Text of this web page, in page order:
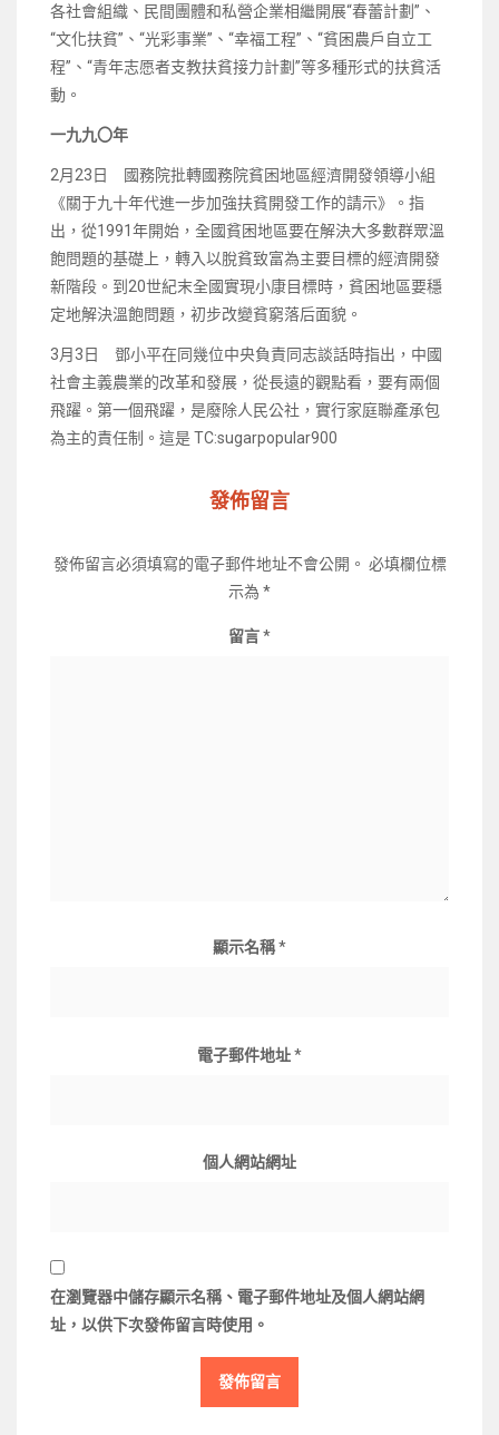
各社會組織、民間團體和私營企業相繼開展“春蕾計劃”、
“文化扶貧”、“光彩事業”、“幸福工程”、“貧困農戶自立工
程”、“青年志愿者支教扶貧接力計劃”等多種形式的扶貧活
動。
一九九〇年
2月23日 國務院批轉國務院貧困地區經濟開發領導小組
《關于九十年代進一步加強扶貧開發工作的請示》。指
出，從1991年開始，全國貧困地區要在解決大多數群眾溫
飽問題的基礎上，轉入以脫貧致富為主要目標的經濟開發
新階段。到20世紀末全國實現小康目標時，貧困地區要穩
定地解決溫飽問題，初步改變貧窮落后面貌。
3月3日 鄧小平在同幾位中央負責同志談話時指出，中國
社會主義農業的改革和發展，從長遠的觀點看，要有兩個
飛躍。第一個飛躍，是廢除人民公社，實行家庭聯產承包
為主的責任制。這是 TC:sugarpopular900
發佈留言
發佈留言必須填寫的電子郵件地址不會公開。 必填欄位標
示為 *
留言*
顯示名稱*
電子郵件地址*
個人網站網址
在瀏覽器中儲存顯示名稱、電子郵件地址及個人網站網
址，以供下次發佈留言時使用。